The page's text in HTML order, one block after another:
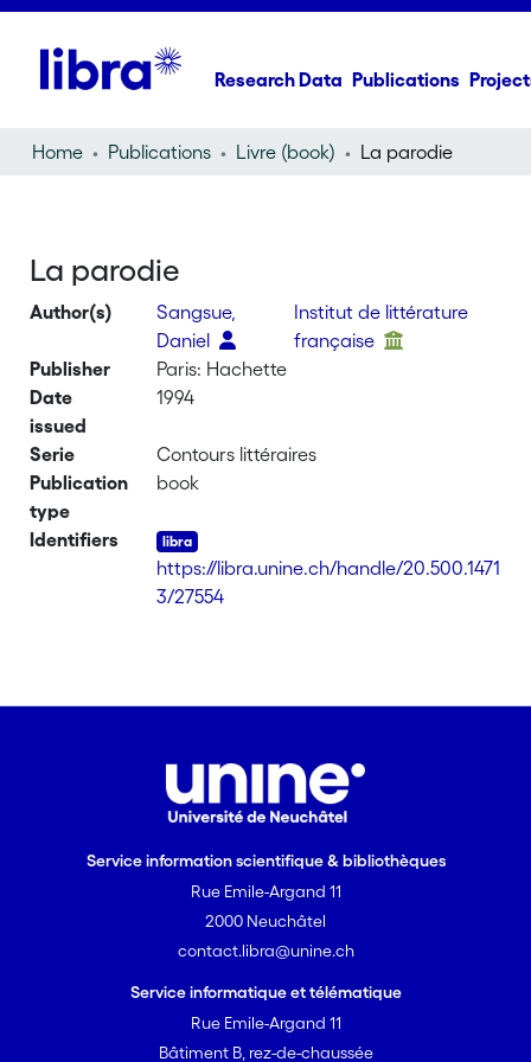
Research Data Publications
Home Publications Livre (book) La parodie
La parodie
Author(s)
Sangsue,
Daniel
Institut de littérature
française
Publisher
Paris: Hachette
Date
issued
1994
Serie
Contours littéraires
Publication
type
book
Identifiers
https://libra.unine.ch/handle/20.500.1471
3/27554
Service information scientifique & bibliothèques
Rue Emile-Argand 11
2000 Neuchâtel
contact.libra@unine.ch
Service informatique et télématique
Rue Emile-Argand 11
Bâtiment B, rez-de-chaussée